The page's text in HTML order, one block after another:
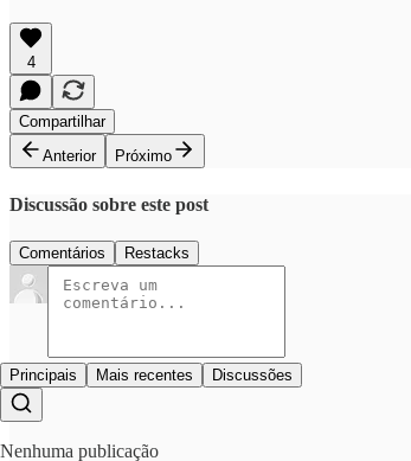
4
Compartilhar
Anterior
Próximo
Discussão sobre este post
Comentários Restacks
Principais Mais recentes Discussões
Nenhuma publicação